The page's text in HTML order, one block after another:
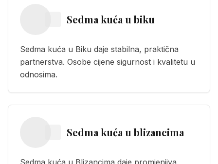
Sedma kuća u biku
Sedma kuća u Biku daje stabilna, praktična
partnerstva. Osobe cijene sigurnost i kvalitetu u
odnosima.
Sedma kuća u blizancima
Sedma kuća u Blizancima daje promjenjiva,